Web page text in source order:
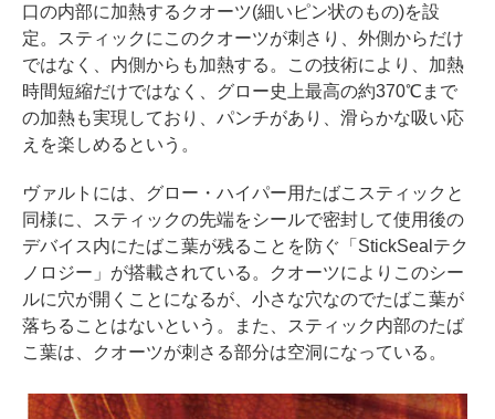
口の内部に加熱するクオーツ(細いピン状のもの)を設
定。スティックにこのクオーツが刺さり、外側からだけ
ではなく、内側からも加熱する。この技術により、加熱
時間短縮だけではなく、グロー史上最高の約370℃まで
の加熱も実現しており、パンチがあり、滑らかな吸い応
えを楽しめるという。
ヴァルトには、グロー・ハイパー用たばこスティックと
同様に、スティックの先端をシールで密封して使用後の
デバイス内にたばこ葉が残ることを防ぐ「StickSealテク
ノロジー」が搭載されている。クオーツによりこのシー
ルに穴が開くことになるが、小さな穴なのでたばこ葉が
落ちることはないという。また、スティック内部のたば
こ葉は、クオーツが刺さる部分は空洞になっている。